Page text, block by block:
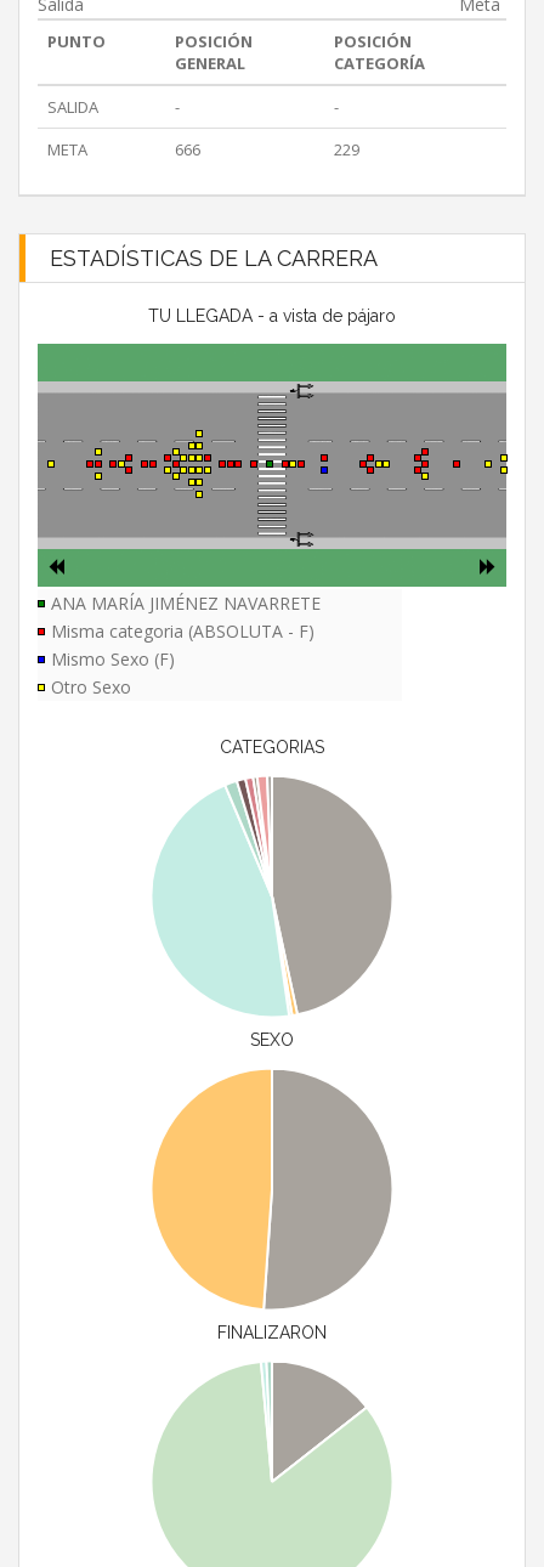
Salida Meta
PUNTO
POSICIÓN
GENERAL
POSICIÓN
CATEGORÍA
SALIDA
-
-
META
666 229
ESTADÍSTICAS DE LA CARRERA
TU LLEGADA - a vista de pájaro
ANA MARÍA JIMÉNEZ NAVARRETE
Misma categoria (ABSOLUTA - F)
Mismo Sexo (F)
Otro Sexo
CATEGORIAS
SEXO
FINALIZARON